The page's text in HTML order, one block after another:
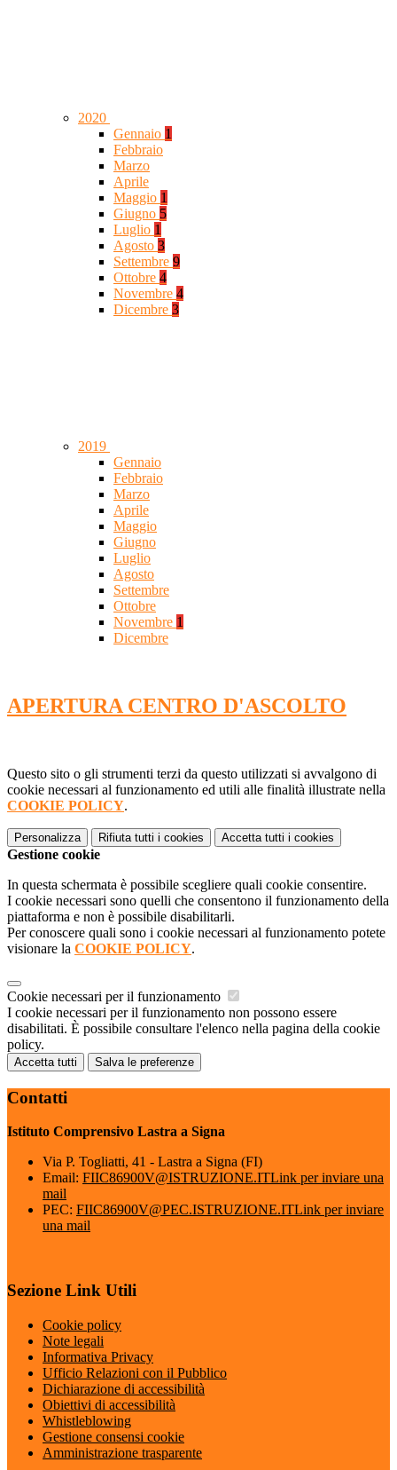
2020
Gennaio 1
Febbraio
Marzo
Aprile
Maggio 1
Giugno 5
Luglio 1
Agosto 3
Settembre 9
Ottobre 4
Novembre 4
Dicembre 3
2019
Gennaio
Febbraio
Marzo
Aprile
Maggio
Giugno
Luglio
Agosto
Settembre
Ottobre
Novembre 1
Dicembre
APERTURA CENTRO D'ASCOLTO
Questo sito o gli strumenti terzi da questo utilizzati si avvalgono di
cookie necessari al funzionamento ed utili alle finalità illustrate nella
COOKIE POLICY.
Personalizza Rifiuta tutti i cookies Accetta tutti i cookies
Gestione cookie
In questa schermata è possibile scegliere quali cookie consentire.
I cookie necessari sono quelli che consentono il funzionamento della
piattaforma e non è possibile disabilitarli.
Per conoscere quali sono i cookie necessari al funzionamento potete
visionare la COOKIE POLICY.
Cookie necessari per il funzionamento
I cookie necessari per il funzionamento non possono essere
disabilitati. È possibile consultare l'elenco nella pagina della cookie
policy.
Accetta tutti Salva le preferenze
Contatti
Istituto Comprensivo Lastra a Signa
Via P. Togliatti, 41 - Lastra a Signa (FI)
Email: FIIC86900V@ISTRUZIONE.ITLink per inviare una
mail
PEC: FIIC86900V@PEC.ISTRUZIONE.ITLink per inviare
una mail
Sezione Link Utili
Cookie policy
Note legali
Informativa Privacy
Ufficio Relazioni con il Pubblico
Dichiarazione di accessibilità
Obiettivi di accessibilità
Whistleblowing
Gestione consensi cookie
Amministrazione trasparente